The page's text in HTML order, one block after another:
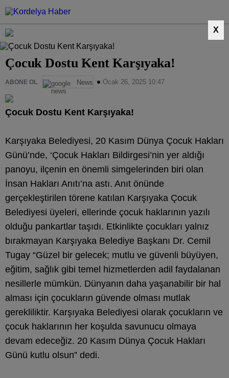
X
Çocuk Dostu Kent Karşıyaka!
ABONE OL News Ocak 26, 2025 10:47
Çocuk Dostu Kent Karşıyaka!
Karşıyaka Belediyesi, 20 Kasım Dünya Çocuk Hakları
Günü’nde, ‘Çocuk Hakları Bildirgesi’nin yer aldığı
panoyu, ilçenin en önemli simgelerinden biri olan
İnsan Hakları Anıtı’na astı. Anıt önünde
gerçekleştirilen törene katılan Karşıyaka Çocuk
Belediyesi üyeleri, ellerinde çocuk haklarının yazılı
olduğu pankartlar taşıdı. Etkinlikte çocukları yalnız
bırakmayan Karşıyaka Belediye Başkanı Dr. Cemil
Tugay “Güzel bir gelecek; mutlu ve güvenli büyüyen,
eğitim, sağlık gibi temel hizmetlerden adil faydalanan
nesillerle mümkün. Dünyanın daha yaşanabilir bir hal
alması için çocukların güvende olması mutlak
gerekliliktir. Karşıyaka Belediyesi olarak çocukların ve
çocuk haklarının her koşulda savunucu olmaya
devam edeceğiz. 20 Kasım Dünya Çocuk Hakları
Günü kutlu olsun” dedi.